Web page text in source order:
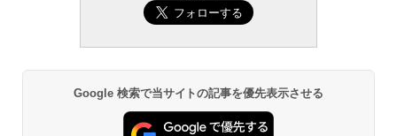
Google 検索で当サイトの記事を優先表示させる